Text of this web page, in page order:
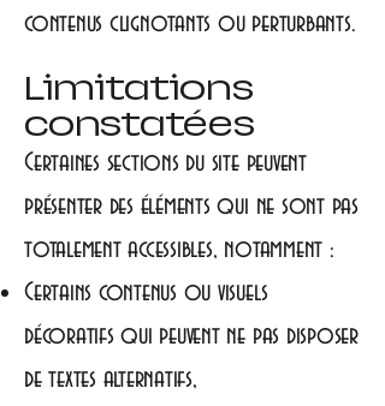
contenus clignotants ou perturbants.
Limitations
constatées
Certaines sections du site peuvent
présenter des éléments qui ne sont pas
totalement accessibles, notamment :
Certains contenus ou visuels
décoratifs qui peuvent ne pas disposer
de textes alternatifs,